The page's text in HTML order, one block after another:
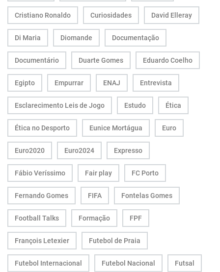
Cristiano Ronaldo Curiosidades David Elleray
Di Maria Diomande Documentação
Documentário Duarte Gomes Eduardo Coelho
Egipto Empurrar ENAJ Entrevista
Esclarecimento Leis de Jogo Estudo Ética
Ética no Desporto Eunice Mortágua Euro
Euro2020 Euro2024 Expresso
Fábio Veríssimo Fair play FC Porto
Fernando Gomes FIFA Fontelas Gomes
Football Talks Formação FPF
François Letexier Futebol de Praia
Futebol Internacional Futebol Nacional Futsal